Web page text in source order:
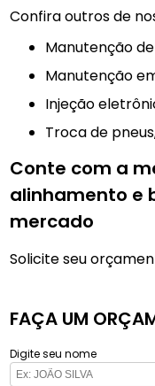
Confira outros de
manutenção
manutenção
injeção
troca de
Conte com a
alinhamento e
mercado
Solicite seu
FAÇA UM
Digite seu nome